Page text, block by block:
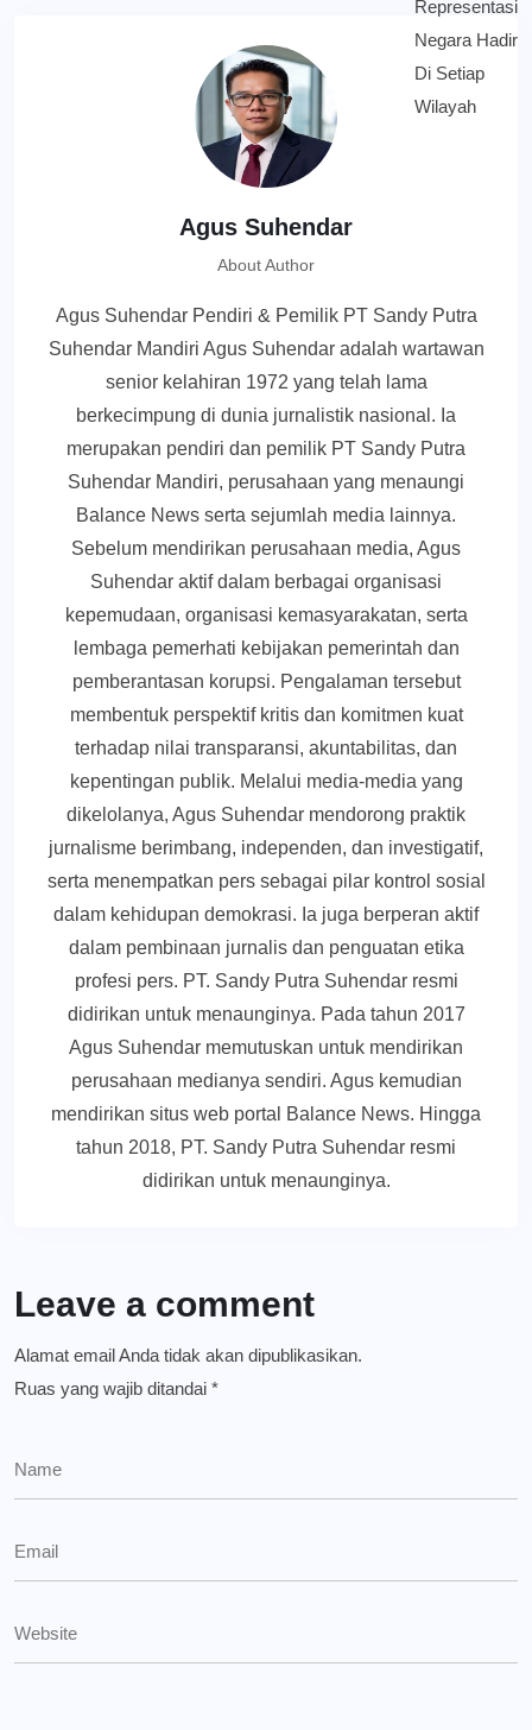
Agus Suhendar
About Author
Agus Suhendar Pendiri & Pemilik PT Sandy Putra
Suhendar Mandiri Agus Suhendar adalah wartawan
senior kelahiran 1972 yang telah lama
berkecimpung di dunia jurnalistik nasional. Ia
merupakan pendiri dan pemilik PT Sandy Putra
Suhendar Mandiri, perusahaan yang menaungi
Balance News serta sejumlah media lainnya.
Sebelum mendirikan perusahaan media, Agus
Suhendar aktif dalam berbagai organisasi
kepemudaan, organisasi kemasyarakatan, serta
lembaga pemerhati kebijakan pemerintah dan
pemberantasan korupsi. Pengalaman tersebut
membentuk perspektif kritis dan komitmen kuat
terhadap nilai transparansi, akuntabilitas, dan
kepentingan publik. Melalui media-media yang
dikelolanya, Agus Suhendar mendorong praktik
jurnalisme berimbang, independen, dan investigatif,
serta menempatkan pers sebagai pilar kontrol sosial
dalam kehidupan demokrasi. Ia juga berperan aktif
dalam pembinaan jurnalis dan penguatan etika
profesi pers. PT. Sandy Putra Suhendar resmi
didirikan untuk menaunginya. Pada tahun 2017
Agus Suhendar memutuskan untuk mendirikan
perusahaan medianya sendiri. Agus kemudian
mendirikan situs web portal Balance News. Hingga
tahun 2018, PT. Sandy Putra Suhendar resmi
didirikan untuk menaunginya.
Leave a comment
Alamat email Anda tidak akan dipublikasikan.
Ruas yang wajib ditandai *